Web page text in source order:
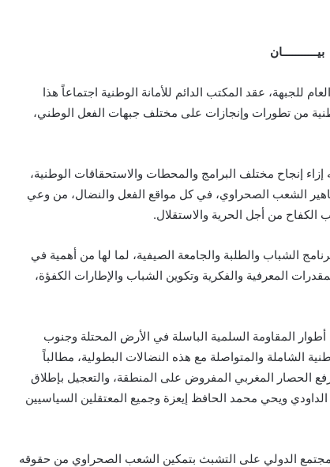
بيـــــــــــان
للجبهة، عقد المكتب الدائم للأمانة الوطنية اجتماعاً هذا
القضية الوطنية من تطورات وإنجازات على مختلف جبهات الفعل الوطني،
إزاء إنجاح مختلف البرامج والمحطات والاستحقاقات الوطنية،
الشعب الصحراوي، في كل مواقع الفعل والنضال، من وعي
الكفاح من أجل الحرية والاستقلال.
الشباب والطلبة والجامعة الصيفية، لما لها من أهمية في
المعرفية والفكرية وتكوين الشباب والإطارات الكفؤة،
المقاومة السلمية الباسلة في الأرض المحتلة وجنوب
الشاملة والمتواصلة مع هذه النضالات البطولية، مطالباً
الحصار المغربي المفروض على المنطقة، والتعجيل بإطلاق
ويحي محمد الحافظ إيعزة وجميع المعتقلين السياسيين
الدولي على التشبث بتمكين الشعب الصحراوي من حقوقه